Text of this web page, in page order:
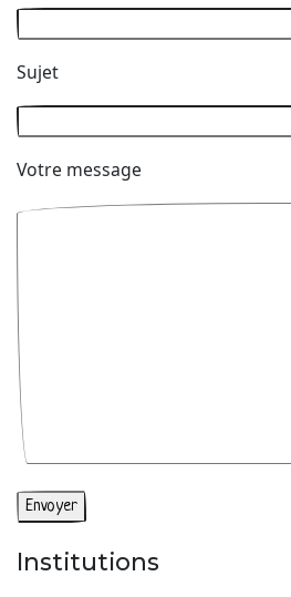
Sujet
Votre message
Institutions